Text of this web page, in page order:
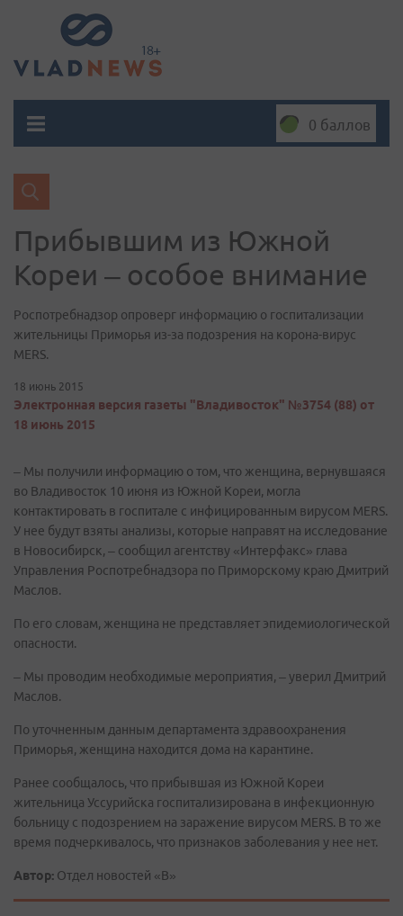
0 баллов
Прибывшим из Южной
Кореи – особое внимание
Роспотребнадзор опроверг информацию о госпитализации
жительницы Приморья из-за подозрения на корона-вирус
MERS.
18 июнь 2015
Электронная версия газеты "Владивосток" №3754 (88) от
18 июнь 2015
– Мы получили информацию о том, что женщина, вернувшаяся
во Владивосток 10 июня из Южной Кореи, могла
контактировать в госпитале с инфицированным вирусом MERS.
У нее будут взяты анализы, которые направят на исследование
в Новосибирск, – сообщил агентству «Интерфакс» глава
Управления Роспотребнадзора по Приморскому краю Дмитрий
Маслов.
По его словам, женщина не представляет эпидемиологической
опасности.
– Мы проводим необходимые мероприятия, – уверил Дмитрий
Маслов.
По уточненным данным департамента здравоохранения
Приморья, женщина находится дома на карантине.
Ранее сообщалось, что прибывшая из Южной Кореи
жительница Уссурийска госпитализирована в инфекционную
больницу с подозрением на заражение вирусом МERS. В то же
время подчеркивалось, что признаков заболевания у нее нет.
Автор: Отдел новостей «В»